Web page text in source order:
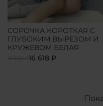
СОРОЧКА КОРОТКАЯ С
ГЛУБОКИМ ВЫРЕЗОМ И
КРУЖЕВОМ БЕЛАЯ
19 550 ₽16 618 ₽